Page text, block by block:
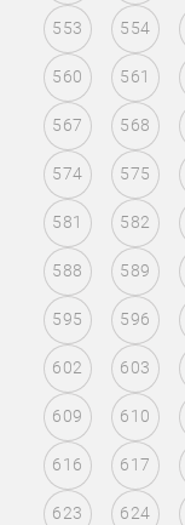
553 554
560 561
567 568
574 575
581 582
588 589
595 596
602 603
609 610
616 617
623 624